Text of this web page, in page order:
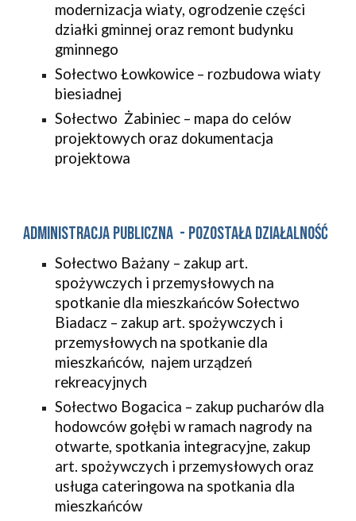
modernizacja wiaty, ogrodzenie części
działki gminnej oraz remont budynku
gminnego
Sołectwo Łowkowice – rozbudowa wiaty
biesiadnej
Sołectwo Żabiniec – mapa do celów
projektowych oraz dokumentacja
projektowa
Administracja publiczna - Pozostała działalność
Sołectwo Bażany – zakup art.
spożywczych i przemysłowych na
spotkanie dla mieszkańców Sołectwo
Biadacz – zakup art. spożywczych i
przemysłowych na spotkanie dla
mieszkańców, najem urządzeń
rekreacyjnych
Sołectwo Bogacica – zakup pucharów dla
hodowców gołębi w ramach nagrody na
otwarte, spotkania integracyjne, zakup
art. spożywczych i przemysłowych oraz
usługa cateringowa na spotkania dla
mieszkańców